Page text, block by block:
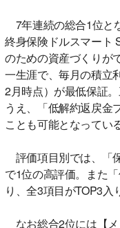
7年連続の総合1位と
終身保険ドルスマート
のための資産づくりが
一生涯で、毎月の積立
2月時点）が最低保証
うえ、「低解約返戻金
ことも可能となっている
評価項目別では、「
で1位の高評価。また
り、全3項目がTOP3入
なお総合2位には【